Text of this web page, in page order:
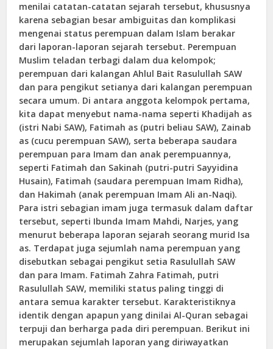
menilai catatan-catatan sejarah tersebut, khususnya
karena sebagian besar ambiguitas dan komplikasi
mengenai status perempuan dalam Islam berakar
dari laporan-laporan sejarah tersebut. Perempuan
Muslim teladan terbagi dalam dua kelompok;
perempuan dari kalangan Ahlul Bait Rasulullah SAW
dan para pengikut setianya dari kalangan perempuan
secara umum. Di antara anggota kelompok pertama,
kita dapat menyebut nama-nama seperti Khadijah as
(istri Nabi SAW), Fatimah as (putri beliau SAW), Zainab
as (cucu perempuan SAW), serta beberapa saudara
perempuan para Imam dan anak perempuannya,
seperti Fatimah dan Sakinah (putri-putri Sayyidina
Husain), Fatimah (saudara perempuan Imam Ridha),
dan Hakimah (anak perempuan Imam Ali an-Naqi).
Para istri sebagian imam juga termasuk dalam daftar
tersebut, seperti Ibunda Imam Mahdi, Narjes, yang
menurut beberapa laporan sejarah seorang murid Isa
as. Terdapat juga sejumlah nama perempuan yang
disebutkan sebagai pengikut setia Rasulullah SAW
dan para Imam. Fatimah Zahra Fatimah, putri
Rasulullah SAW, memiliki status paling tinggi di
antara semua karakter tersebut. Karakteristiknya
identik dengan apapun yang dinilai Al-Quran sebagai
terpuji dan berharga pada diri perempuan. Berikut ini
merupakan sejumlah laporan yang diriwayatkan